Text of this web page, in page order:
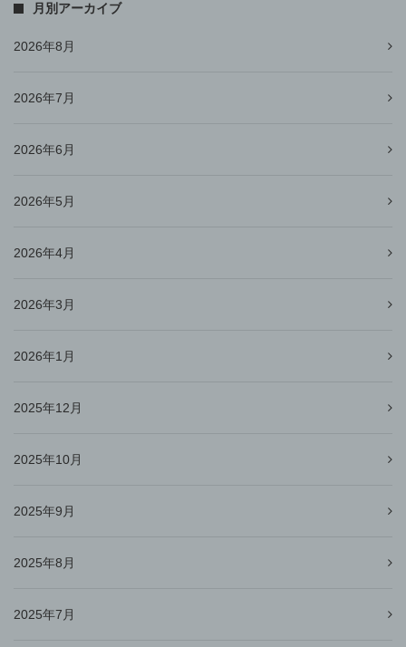
月別アーカイブ
2026年8月
2026年7月
2026年6月
2026年5月
2026年4月
2026年3月
2026年1月
2025年12月
2025年10月
2025年9月
2025年8月
2025年7月